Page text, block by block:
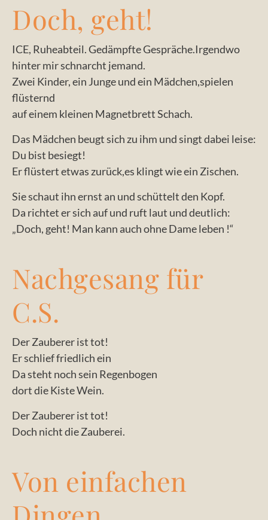
Doch, geht!
ICE, Ruheabteil. Gedämpfte Gespräche.Irgendwo
hinter mir schnarcht jemand.
Zwei Kinder, ein Junge und ein Mädchen,spielen
flüsternd
auf einem kleinen Magnetbrett Schach.
Das Mädchen beugt sich zu ihm und singt dabei leise:
Du bist besiegt!
Er flüstert etwas zurück,es klingt wie ein Zischen.
Sie schaut ihn ernst an und schüttelt den Kopf.
Da richtet er sich auf und ruft laut und deutlich:
„Doch, geht! Man kann auch ohne Dame leben !“
Nachgesang für
C.S.
Der Zauberer ist tot!
Er schlief friedlich ein
Da steht noch sein Regenbogen
dort die Kiste Wein.
Der Zauberer ist tot!
Doch nicht die Zauberei.
Von einfachen